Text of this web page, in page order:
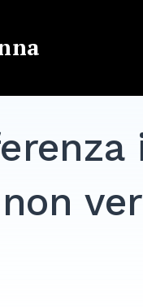
non